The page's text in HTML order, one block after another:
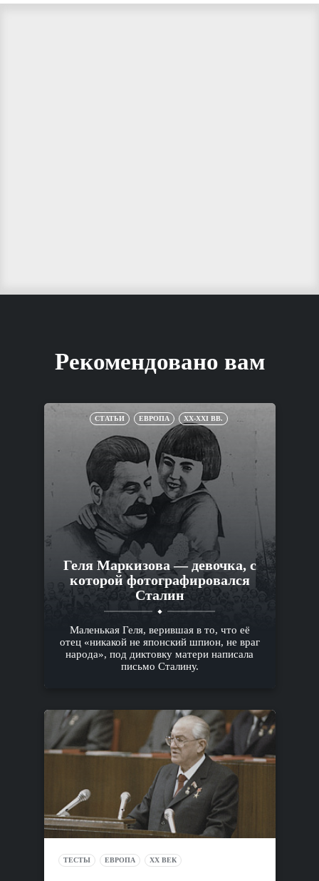
Рекомендовано вам
СТАТЬИ ЕВРОПА XX-XXI ВВ.
Геля Маркизова — девочка, с
которой фотографировался
Сталин
Маленькая Геля, верившая в то, что её
отец «никакой не японский шпион, не враг
народа», под диктовку матери написала
письмо Сталину.
ТЕСТЫ ЕВРОПА XX ВЕК